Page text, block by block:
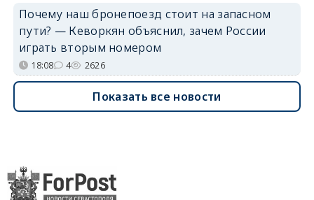
Почему наш бронепоезд стоит на запасном
пути? — Кеворкян объяснил, зачем России
играть вторым номером
18:08 4 2626
Показать все новости